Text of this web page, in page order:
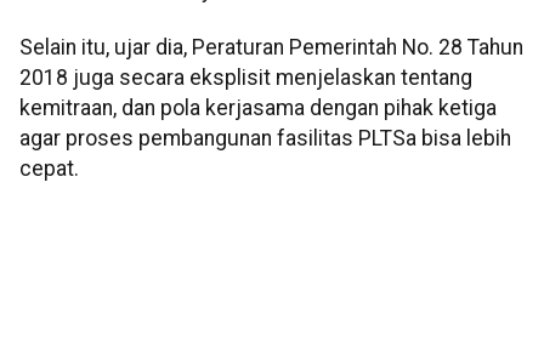
Selain itu, ujar dia, Peraturan Pemerintah No. 28 Tahun
2018 juga secara eksplisit menjelaskan tentang
kemitraan, dan pola kerjasama dengan pihak ketiga
agar proses pembangunan fasilitas PLTSa bisa lebih
cepat.